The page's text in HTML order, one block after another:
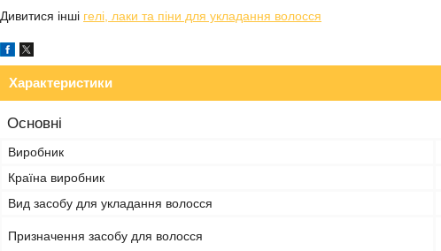
Дивитися інші гелі, лаки та піни для укладання волосся
Характеристики
Основні
Виробник
Країна виробник
Вид засобу для укладання волосся
Призначення засобу для волосся